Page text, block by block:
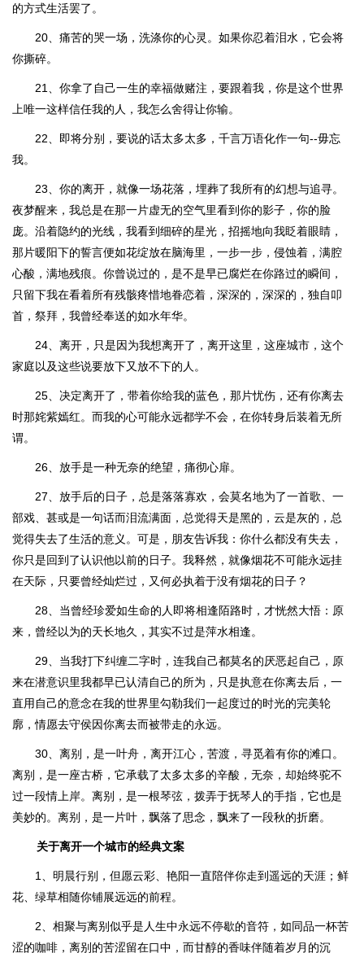
的方式生活罢了。
20、痛苦的哭一场，洗涤你的心灵。如果你忍着泪水，它会将
你撕碎。
21、你拿了自己一生的幸福做赌注，要跟着我，你是这个世界
上唯一这样信任我的人，我怎么舍得让你输。
22、即将分别，要说的话太多太多，千言万语化作一句--毋忘
我。
23、你的离开，就像一场花落，埋葬了我所有的幻想与追寻。
夜梦醒来，我总是在那一片虚无的空气里看到你的影子，你的脸
庞。沿着隐约的光线，我看到细碎的星光，招摇地向我眨着眼睛，
那片暖阳下的誓言便如花绽放在脑海里，一步一步，侵蚀着，满腔
心酸，满地残痕。你曾说过的，是不是早已腐烂在你路过的瞬间，
只留下我在看着所有残骸疼惜地眷恋着，深深的，深深的，独自叩
首，祭拜，我曾经奉送的如水年华。
24、离开，只是因为我想离开了，离开这里，这座城市，这个
家庭以及这些说要放下又放不下的人。
25、决定离开了，带着你给我的蓝色，那片忧伤，还有你离去
时那姹紫嫣红。而我的心可能永远都学不会，在你转身后装着无所
谓。
26、放手是一种无奈的绝望，痛彻心扉。
27、放手后的日子，总是落落寡欢，会莫名地为了一首歌、一
部戏、甚或是一句话而泪流满面，总觉得天是黑的，云是灰的，总
觉得失去了生活的意义。可是，朋友告诉我：你什么都没有失去，
你只是回到了认识他以前的日子。我释然，就像烟花不可能永远挂
在天际，只要曾经灿烂过，又何必执着于没有烟花的日子？
28、当曾经珍爱如生命的人即将相逢陌路时，才恍然大悟：原
来，曾经以为的天长地久，其实不过是萍水相逢。
29、当我打下纠缠二字时，连我自己都莫名的厌恶起自己，原
来在潜意识里我都早已认清自己的所为，只是执意在你离去后，一
直用自己的意念在我的世界里勾勒我们一起度过的时光的完美轮
廓，情愿去守侯因你离去而被带走的永远。
30、离别，是一叶舟，离开江心，苦渡，寻觅着有你的滩口。
离别，是一座古桥，它承载了太多太多的辛酸，无奈，却始终驼不
过一段情上岸。离别，是一根琴弦，拨弄于抚琴人的手指，它也是
美妙的。离别，是一片叶，飘落了思念，飘来了一段秋的折磨。
关于离开一个城市的经典文案
1、明晨行别，但愿云彩、艳阳一直陪伴你走到遥远的天涯；鲜
花、绿草相随你铺展远远的前程。
2、相聚与离别似乎是人生中永远不停歇的音符，如同品一杯苦
涩的咖啡，离别的苦涩留在口中，而甘醇的香味伴随着岁月的沉